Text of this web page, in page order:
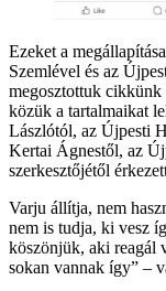
Ezeket a
Szemlével és az
megosztottuk cikkünk
közük a tartalmaikat
Lászlótól, az Újpesti
Kertai Ágnestől, az
szerkesztőjétől
Varju állítja, nem
nem is tudja, ki vesz
köszönjük, aki reagál
sokan vannak így” –